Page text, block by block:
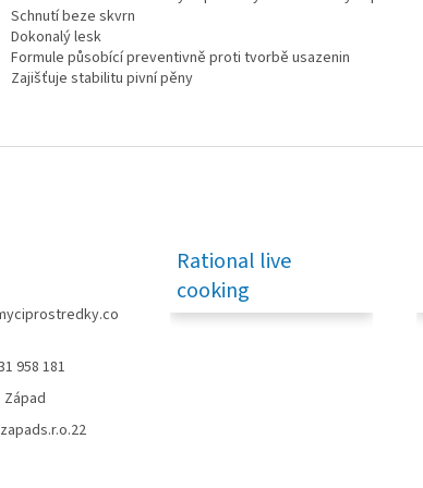
Schnutí beze skvrn
Dokonalý lesk
Formule působící preventivně proti tvorbě usazenin
Zajišťuje stabilitu pivní pěny
958 181
Rational live
cooking